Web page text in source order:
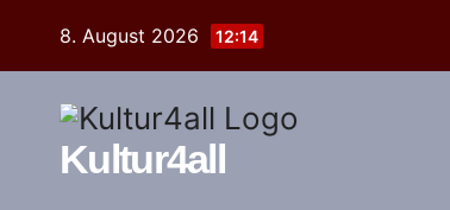
8. August 2026 12:14
Kultur4all